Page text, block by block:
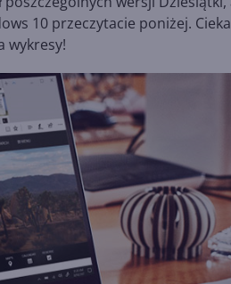
10 przeczytacie poniżej.
wykresy!